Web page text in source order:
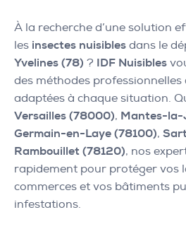
À la recherche d’une solution
les insectes nuisibles dans le
Yvelines (78) ? IDF Nuisibles
des méthodes professionnelles
adaptées à chaque situation.
Versailles (78000), Mantes-la-
Germain-en-Laye (78100),
Rambouillet (78120), nos
rapidement pour protéger vos
commerces et vos bâtiments
infestations.